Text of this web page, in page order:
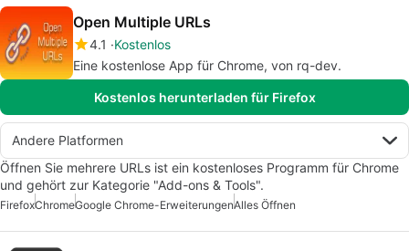
Open Multiple URLs
4.1
Kostenlos
Eine kostenlose App für Chrome, von rq-dev.
Kostenlos herunterladen für Firefox
Andere Platformen
Öffnen Sie mehrere URLs ist ein kostenloses Programm für Chrome
und gehört zur Kategorie "Add-ons & Tools".
FirefoxChromeGoogle Chrome-ErweiterungenAlles Öffnen